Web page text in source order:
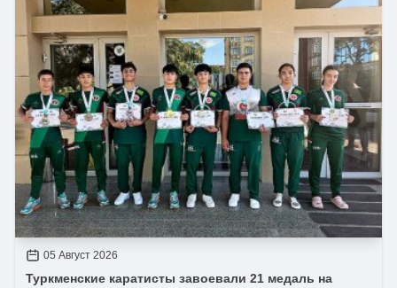
05 Август 2026
Туркменские каратисты завоевали 21 медаль на